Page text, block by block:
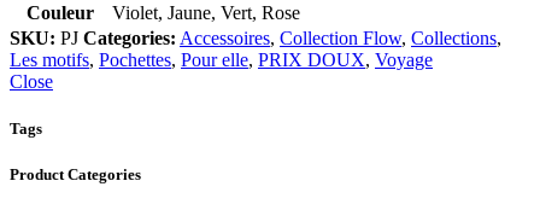
Couleur
Violet, Jaune, Vert, Rose
SKU: PJ Categories: Accessoires, Collection Flow, Collections,
Les motifs, Pochettes, Pour elle, PRIX DOUX, Voyage
Close
Tags
Product Categories